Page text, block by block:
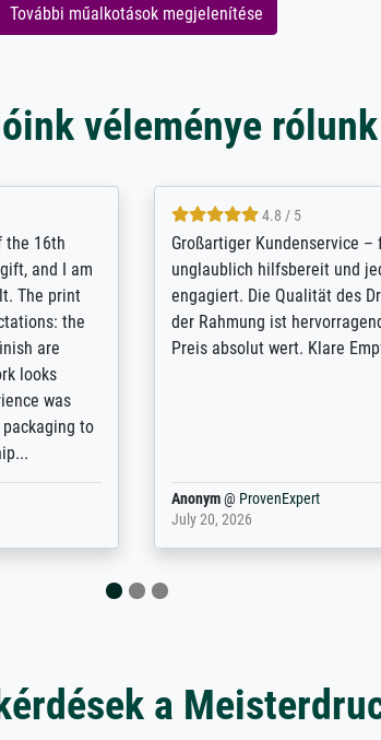
További műalkotások megjelenítése
véleménye rólunk
to
provides
the best
by the
from, and
also with
in that
5 / 5
Outstanding quality and
support. - the quality of the
excellent and difficult to
from the real thing; it will be
for high-quality art prints
Anonym@ ProvenExpert
January 12, 2026
a